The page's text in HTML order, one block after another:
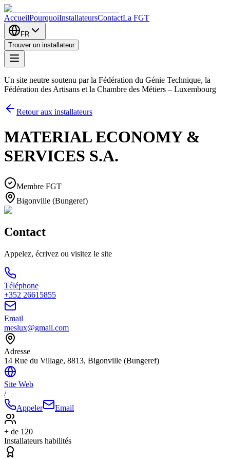
AccueilPourquoiInstallateursContactLa FGT
FR
Trouver un installateur
Un site neutre soutenu par la Fédération du Génie Technique, la
Fédération des Artisans et la Chambre des Métiers – Luxembourg
Retour aux installateurs
MATERIAL ECONOMY &
SERVICES S.A.
Membre FGT
Bigonville (Bungeref)
Contact
Appelez, écrivez ou visitez le site
Téléphone
+352 26615855
Email
meslux@gmail.com
Adresse
14 Rue du Village, 8813, Bigonville (Bungeref)
Site Web
/
Appeler
Email
+ de 120
Installateurs habilités